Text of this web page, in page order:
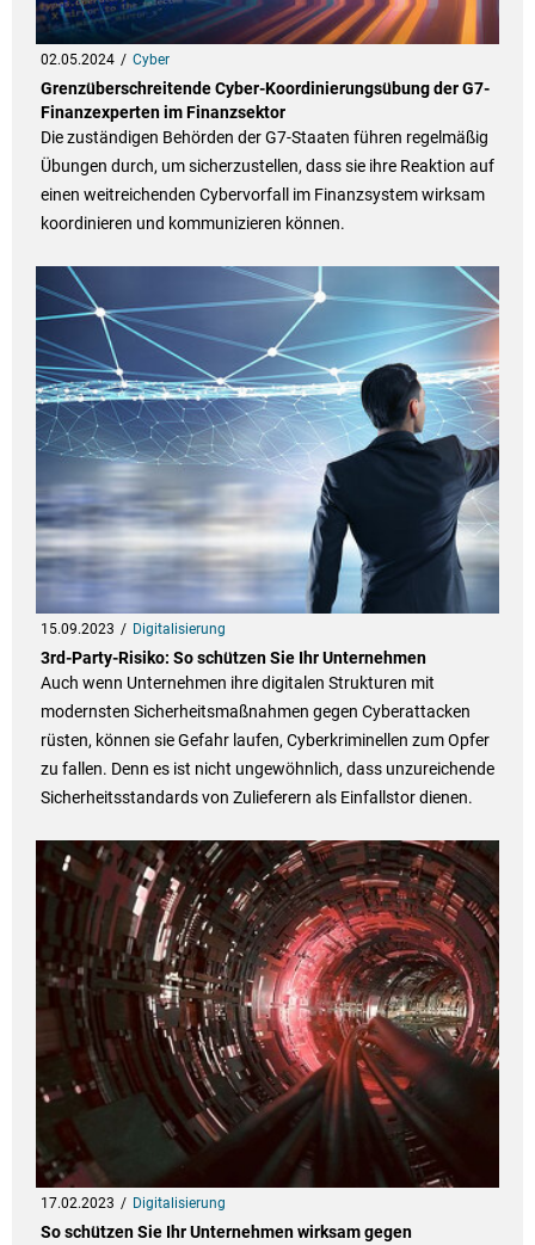
02.05.2024 Cyber
Grenzüberschreitende Cyber-Koordinierungsübung der G7-
Finanzexperten im Finanzsektor
Die zuständigen Behörden der G7-Staaten führen regelmäßig
Übungen durch, um sicherzustellen, dass sie ihre Reaktion auf
einen weitreichenden Cybervorfall im Finanzsystem wirksam
koordinieren und kommunizieren können.
15.09.2023 Digitalisierung
3rd-Party-Risiko: So schützen Sie Ihr Unternehmen
Auch wenn Unternehmen ihre digitalen Strukturen mit
modernsten Sicherheitsmaßnahmen gegen Cyberattacken
rüsten, können sie Gefahr laufen, Cyberkriminellen zum Opfer
zu fallen. Denn es ist nicht ungewöhnlich, dass unzureichende
Sicherheitsstandards von Zulieferern als Einfallstor dienen.
17.02.2023 Digitalisierung
So schützen Sie Ihr Unternehmen wirksam gegen